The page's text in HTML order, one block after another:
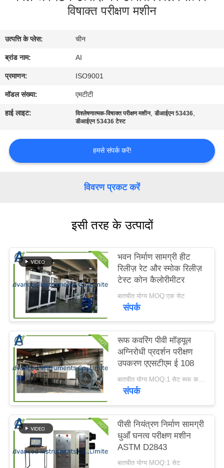
नियंत्रण
संपर्क
करें
मामलों
करें
साइटमैप
PRIVACY
POLICY
विषाक्त परीक्षण मशीन
उत्पत्ति के प्लेस: चीन
ब्रांड नाम: AI
प्रमाणन: ISO9001
मॉडल संख्या: एमटीटी
हाई लाइट: विश्लेषणात्मक-विषाक्त परीक्षण मशीन,डीआईएन 53436,
डीआईएन 53436 टेस्ट
हमसे संपर्क करें!
विवरण प्रकट करें
इसी तरह के उत्पादों
भवन निर्माण सामग्री हीट
रिलीज़ रेट और स्मोक रिलीज़
टेस्ट कोन कैलोरीमीटर
बातचीत योग्य MOQ:एक सेट
संपर्क
रूफ कवरिंग पीवी मॉड्यूल
अग्निरोधी प्रदर्शन परीक्षण
उपकरण एएसटीएम ई 108
बातचीत योग्य MOQ:1 सेट रूफ कवरिंग पीवी मॉड्यूल अग्निरोधी प्रदर्शन परीक्षण उपकरण
संपर्क
पीसी नियंत्रण निर्माण सामग्री
धुआँ घनत्व परीक्षण मशीन
ASTM D2843
बातचीत योग्य MOQ:1 सेट